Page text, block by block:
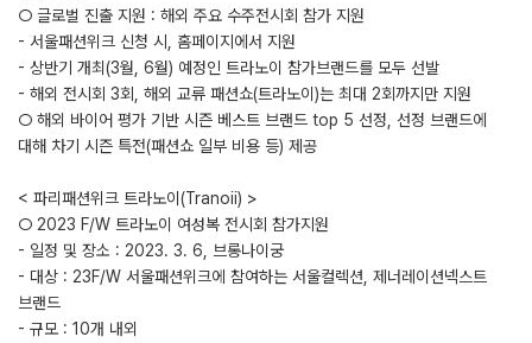
○ 글로벌 진출 지원 : 해외 주요 수주전시회 참가 지원
- 서울패션위크 신청 시, 홈페이지에서 지원
- 상반기 개최(3월, 6월) 예정인 트라노이 참가브랜드를 모두 선발
- 해외 전시회 3회, 해외 교류 패션쇼(트라노이)는 최대 2회까지만 지원
○ 해외 바이어 평가 기반 시즌 베스트 브랜드 top 5 선정, 선정 브랜드에
대해 차기 시즌 특전(패션쇼 일부 비용 등) 제공
< 파리패션위크 트라노이(Tranoii) >
○ 2023 F/W 트라노이 여성복 전시회 참가지원
- 일정 및 장소 : 2023. 3. 6, 브롱나이궁
- 대상 : 23F/W 서울패션위크에 참여하는 서울컬렉션, 제너레이션넥스트
브랜드
- 규모 : 10개 내외